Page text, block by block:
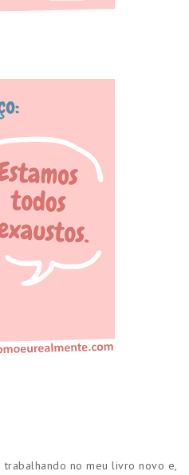
trabalhando no meu livro novo e,